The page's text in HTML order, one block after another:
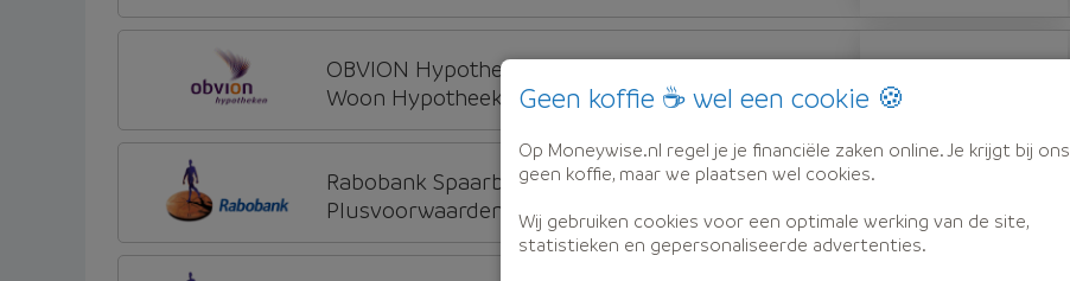
OBVION Hypotheken
Woon Hypotheek
spaar
Rabobank Spaarbank
Plusvoorwaarden (Incl. Korting)
spaar
Geen koffie ☕ wel een cookie 🍪
Op Moneywise.nl regel je je financiële zaken online. Je krijgt bij ons
geen koffie, maar we plaatsen wel cookies.
Wij gebruiken cookies voor een optimale werking van de site,
statistieken en gepersonaliseerde advertenties.